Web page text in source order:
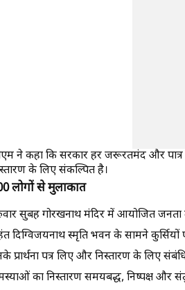
ने कहा कि सरकार हर जरूरतमंद और पात्र
के लिए संकल्पित है।
लोगों से मुलाकात
सुबह गोरखनाथ मंदिर में आयोजित जनता
दिग्विजयनाथ स्मृति भवन के सामने
प्रार्थना पत्र लिए और निस्तारण के लिए
का निस्तारण समयबद्ध, निष्पक्ष और